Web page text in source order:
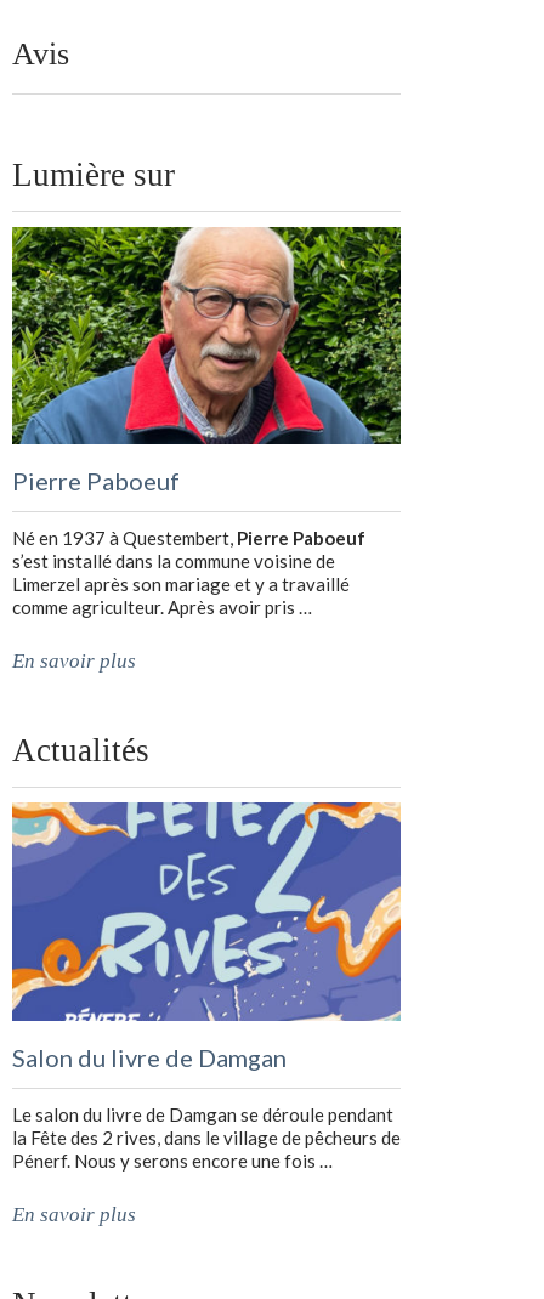
Avis
Lumière sur
Pierre Paboeuf
Né en 1937 à Questembert, Pierre Paboeuf
s’est installé dans la commune voisine de
Limerzel après son mariage et y a travaillé
comme agriculteur. Après avoir pris …
En savoir plus
Actualités
Salon du livre de Damgan
Le salon du livre de Damgan se déroule pendant
la Fête des 2 rives, dans le village de pêcheurs de
Pénerf. Nous y serons encore une fois …
En savoir plus